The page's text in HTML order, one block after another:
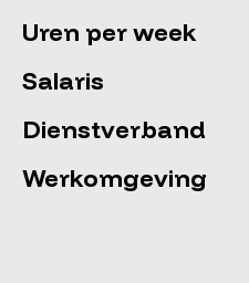
Uren per week
Salaris
Dienstverband
Werkomgeving